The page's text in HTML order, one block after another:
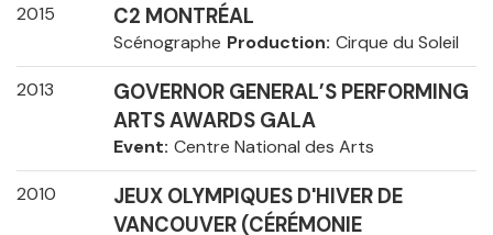
2015 C2 MONTRÉAL
Scénographe Production Cirque du Soleil
2013
GOVERNOR GENERAL’S PERFORMING
ARTS AWARDS GALA
Event Centre National des Arts
2010
JEUX OLYMPIQUES D'HIVER DE
VANCOUVER (CÉRÉMONIE